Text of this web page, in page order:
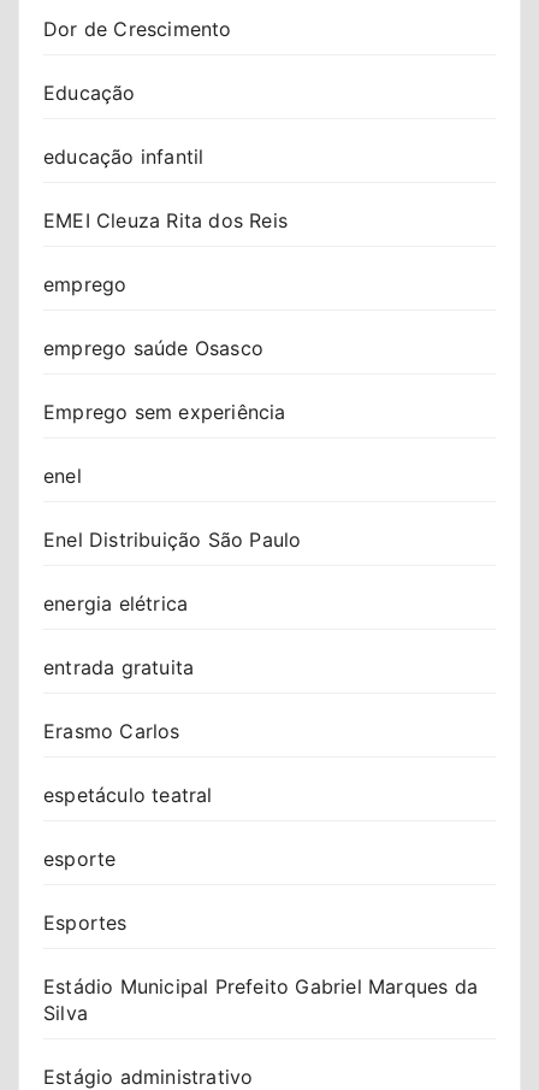
Dor de Crescimento
Educação
educação infantil
EMEI Cleuza Rita dos Reis
emprego
emprego saúde Osasco
Emprego sem experiência
enel
Enel Distribuição São Paulo
energia elétrica
entrada gratuita
Erasmo Carlos
espetáculo teatral
esporte
Esportes
Estádio Municipal Prefeito Gabriel Marques da
Silva
Estágio administrativo